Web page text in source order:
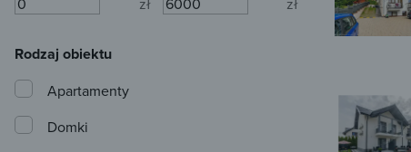
Rodzaj obiektu
Apartamenty
Domki